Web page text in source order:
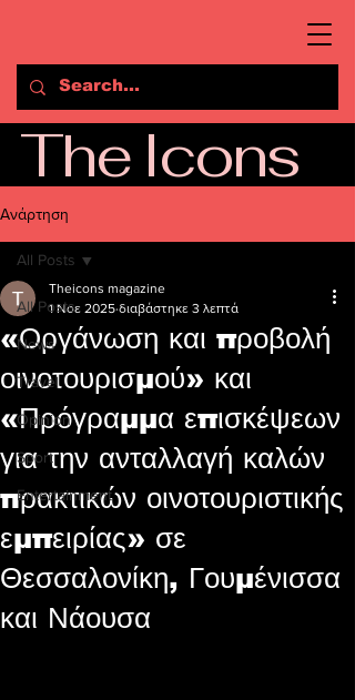
The Icons
Ανάρτηση
All Posts
News
Travel
Opinion
Sport
Entertainment
All Posts
«Οργάνωση και προβολή
οινοτουρισμού» και
«Πρόγραμμα επισκέψεων
για την ανταλλαγή καλών
πρακτικών οινοτουριστικής
εμπειρίας» σε
Θεσσαλονίκη, Γουμένισσα
και Νάουσα
Theicons magazine
1 Νοε 2025 διαβάστηκε 3 λεπτά